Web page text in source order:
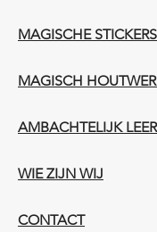
MAGISCHE STICKERS
MAGISCH
AMBACHTELIJK
WIE ZIJN WIJ​​
CONTACT